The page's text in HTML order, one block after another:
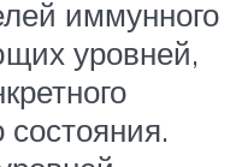
иммунного
уровней,